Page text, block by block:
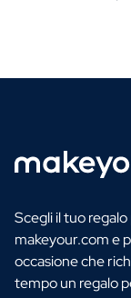
Scegli il tuo
makeyour.com e
occasione che
tempo un regalo